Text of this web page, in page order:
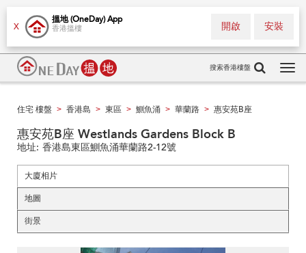
X
搵地 (OneDay) App
香港搵樓 安裝
開啟
搜索香港樓盤
住宅 樓盤 > 香港島 > 東區 > 鰂魚涌 > 華蘭路 > 惠安苑B座
惠安苑B座 Westlands Gardens Block B
地址: 香港島東區鰂魚涌華蘭路2-12號
大廈相片
地圖
街景